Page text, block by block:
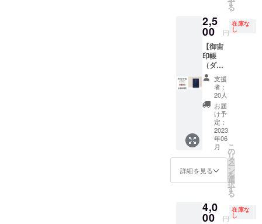
（オリ
ジナル
ステッ
カー
縦
50mm
x 横
70mm
） （人
工衛星
かる
た 読
札、取
札合計
50枚）
プラネ
タリウ
な条件
・部屋
なる
「天井
プラネ
タリウ
ム」と
のセッ
トで
す。
「天井
プラネ
タリウ
ム」の
番組
は、完
全オリ
のプラ
イベー
意いた
しま
ネタリ
ウムの
出張投
影サー
ビスの
セット
です。
宇宙を
巡る楽
しみ
と、ご
家族や
仲間が
集まっ
た時に
楽しむ
ことが
衛星か
る
印帳
縦
162mm
x 横112
ｍｍ x
厚さ140
ｍｍ
重さ約
150g）
（オリ
ジナル
ステッ
カー
50mm
x 横
70mm
印可能
※表面保
テッ
カーx1
枚・早
期割引
限定
品』 御
宙印帳
（スカ
イブ
ルー）
とオリ
ジナル
ステッ
カーの
早期割
引・数
量限定
印帳
縦
す
る
2,5
00 円
在庫な
し
【御宙
印帳
（ダー
クブ
ルー）
・数量
限定割
引】
『御宙
印帳
（ダー
クブ
ルー）
x1冊+オ
リジナ
ルス
カーx1
枚・数
支援
者：
20人
お届
け予
定：
2023
年06
月
詳細を見る
こ
の
リ
タ
ー
ン
を
選
択
す
る
4,0
00 円
在庫な
し